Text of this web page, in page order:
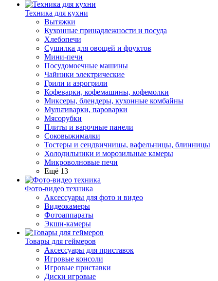
Техника для кухни
Вытяжки
Кухонные принадлежности и посуда
Хлебопечи
Сушилка для овощей и фруктов
Мини-печи
Посудомоечные машины
Чайники электрические
Грили и аэрогрили
Кофеварки, кофемашины, кофемолки
Миксеры, блендеры, кухонные комбайны
Мультиварки, пароварки
Мясорубки
Плиты и варочные панели
Соковыжималки
Тостеры и сендвичницы, вафельницы, блинницы
Холодильники и морозильные камеры
Микроволновые печи
Ещё 13
Фото-видео техника
Аксессуары для фото и видео
Видеокамеры
Фотоаппараты
Экшн-камеры
Товары для геймеров
Аксессуары для приставок
Игровые консоли
Игровые приставки
Диски игровые